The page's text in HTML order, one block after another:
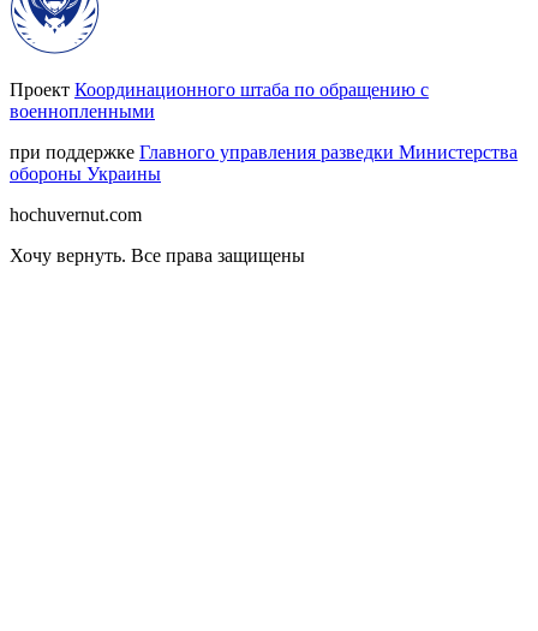
Проект Координационного штаба по обращению с
военнопленными
при поддержке Главного управления разведки Министерства
обороны Украины
hochuvernut.com
Хочу вернуть. Все права защищены